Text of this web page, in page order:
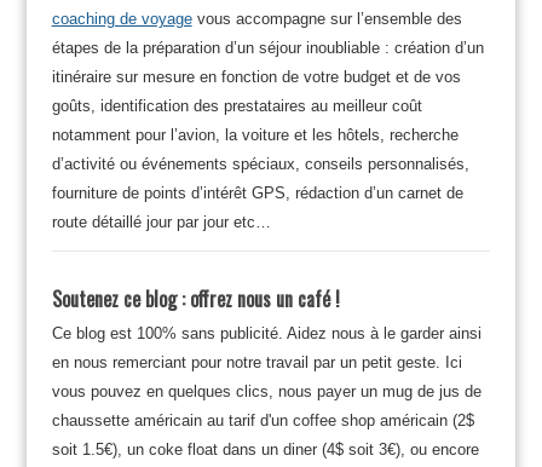
coaching de voyagevous accompagne sur l’ensemble des
étapes de la préparation d’un séjour inoubliable : création d’un
itinéraire sur mesure en fonction de votre budget et de vos
goûts, identification des prestataires au meilleur coût
notamment pour l’avion, la voiture et les hôtels, recherche
d’activité ou événements spéciaux, conseils personnalisés,
fourniture de points d’intérêt GPS, rédaction d’un carnet de
route détaillé jour par jour etc…
Soutenez ce blog : offrez nous un café !
Ce blog est 100% sans publicité. Aidez nous à le garder ainsi
en nous remerciant pour notre travail par un petit geste. Ici
vous pouvez en quelques clics, nous payer un mug de jus de
chaussette américain au tarif d'un coffee shop américain (2$
soit 1.5€), un coke float dans un diner (4$ soit 3€), ou encore